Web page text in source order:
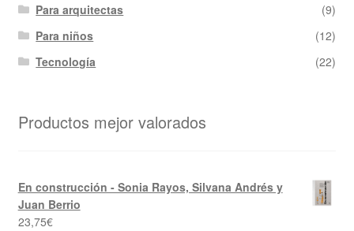
Para arquitectas
(9)
Para niños
(12)
Tecnología
(22)
Productos mejor valorados
En construcción - Sonia Rayos, Silvana Andrés y
Juan Berrio
23,75€